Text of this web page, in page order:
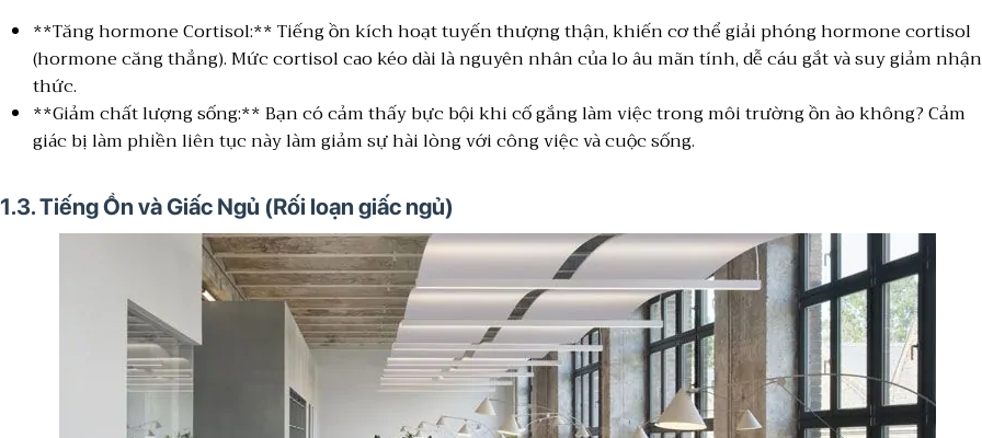
**Tăng hormone Cortisol:** Tiếng ồn kích hoạt tuyến thượng thận, khiến cơ thể giải phóng hormone cortisol
(hormone căng thẳng). Mức cortisol cao kéo dài là nguyên nhân của lo âu mãn tính, dễ cáu gắt và suy giảm nhận
thức.
**Giảm chất lượng sống:** Bạn có cảm thấy bực bội khi cố gắng làm việc trong môi trường ồn ào không? Cảm
giác bị làm phiền liên tục này làm giảm sự hài lòng với công việc và cuộc sống.
1.3. Tiếng Ồn và Giấc Ngủ (Rối loạn giấc ngủ)